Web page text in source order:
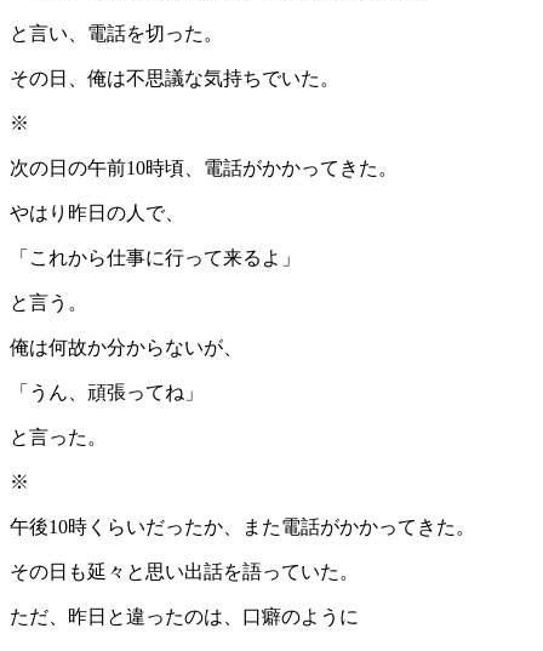
と言い、電話を切った。
その日、俺は不思議な気持ちでいた。
※
次の日の午前10時頃、電話がかかってきた。
やはり昨日の人で、
「これから仕事に行って来るよ」
と言う。
俺は何故か分からないが、
「うん、頑張ってね」
と言った。
※
午後10時くらいだったか、また電話がかかってきた。
その日も延々と思い出話を語っていた。
ただ、昨日と違ったのは、口癖のように